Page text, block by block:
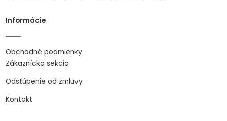
Informácie
Obchodné podmienky
Zákaznícka sekcia
Odstúpenie od zmluvy
Kontakt